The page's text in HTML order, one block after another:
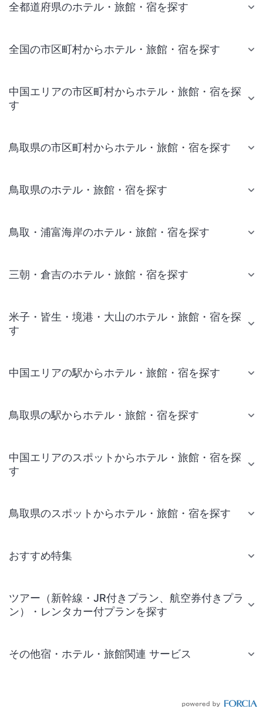
全都道府県のホテル・旅館・宿を探す
全国の市区町村からホテル・旅館・宿を探す
中国エリアの市区町村からホテル・旅館・宿を探
す
鳥取県の市区町村からホテル・旅館・宿を探す
鳥取県のホテル・旅館・宿を探す
鳥取・浦富海岸のホテル・旅館・宿を探す
三朝・倉吉のホテル・旅館・宿を探す
米子・皆生・境港・大山のホテル・旅館・宿を探
す
中国エリアの駅からホテル・旅館・宿を探す
鳥取県の駅からホテル・旅館・宿を探す
中国エリアのスポットからホテル・旅館・宿を探
す
鳥取県のスポットからホテル・旅館・宿を探す
おすすめ特集
ツアー（新幹線・JR付きプラン、航空券付きプラ
ン）・レンタカー付プランを探す
その他宿・ホテル・旅館関連 サービス